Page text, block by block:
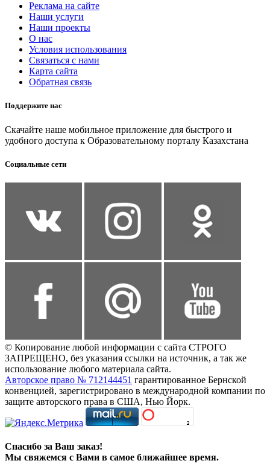
Реклама на сайте
Наши услуги
Наши проекты
О нас
Условия использования
Связаться с нами
Карта сайта
Обратная связь
Поддержите нас
Скачайте наше мобильное приложение для быстрого и
удобного доступа к Образовательному порталу Казахстана
Социальные сети
© Копирование любой информации с сайта СТРОГО
ЗАПРЕЩЕНО, без указания ссылки на источник, а так же
использование любого материала сайта.
Авторское право № 712144451 гарантированное Бернской
конвенцией, зарегистрировано в международной компании по
защите авторского права в США, Нью Йорк.
Спасибо за Ваш заказ!
Мы свяжемся с Вами в самое ближайшее время.